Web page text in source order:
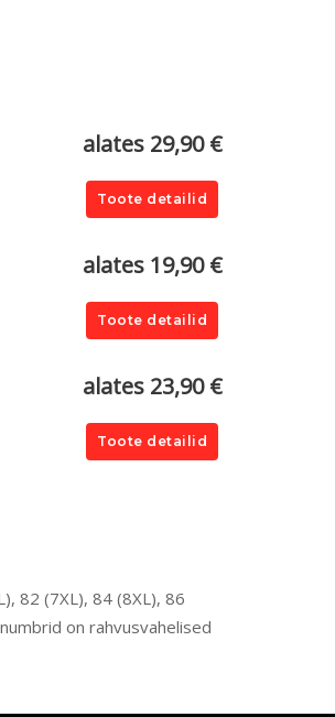
alates 29,90 €
Toote detailid
alates 19,90 €
Toote detailid
alates 23,90 €
Toote detailid
82 (7XL), 84 (8XL), 86
on rahvusvahelised